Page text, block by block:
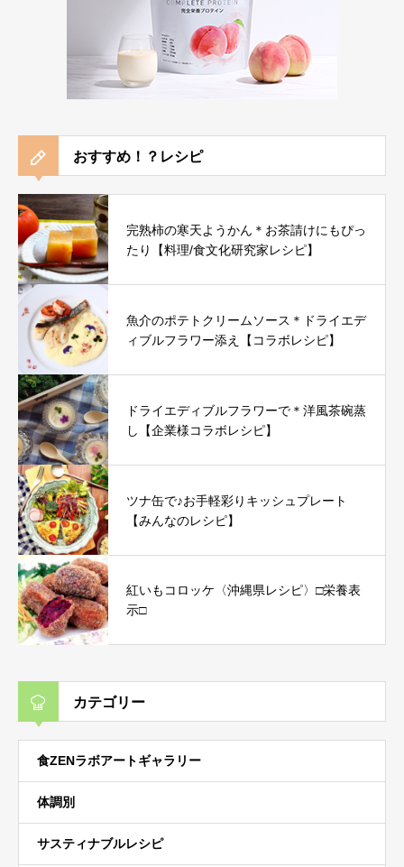
おすすめ！？レシピ
完熟柿の寒天ようかん＊お茶請けにもぴっ
たり【料理/食文化研究家レシピ】
魚介のポテトクリームソース＊ドライエデ
ィブルフラワー添え【コラボレシピ】
ドライエディブルフラワーで＊洋風茶碗蒸
し【企業様コラボレシピ】
ツナ缶で♪お手軽彩りキッシュプレート
【みんなのレシピ】
紅いもコロッケ〈沖縄県レシピ〉□栄養表
示□
カテゴリー
食ZENラボアートギャラリー
体調別
サスティナブルレシピ